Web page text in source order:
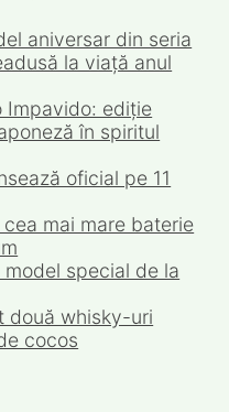
aniversar din seria
la viață anul
Impavido: ediție
în spiritul
oficial pe 11
mai mare baterie
special de la
două whisky-uri
cocos